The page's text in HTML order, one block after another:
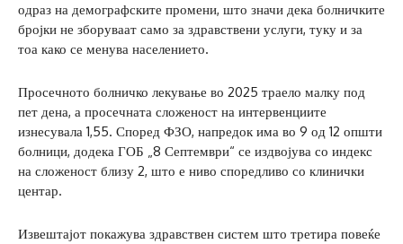
одраз на демографските промени, што значи дека болничките
бројки не зборуваат само за здравствени услуги, туку и за
тоа како се менува населението.
Просечното болничко лекување во 2025 траело малку под
пет дена, а просечната сложеност на интервенциите
изнесувала 1,55. Според ФЗО, напредок има во 9 од 12 општи
болници, додека ГОБ „8 Септември“ се издвојува со индекс
на сложеност близу 2, што е ниво споредливо со клинички
центар.
Извештајот покажува здравствен систем што третира повеќе